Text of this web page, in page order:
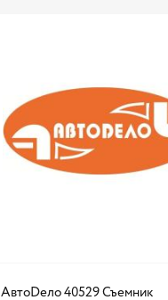
АвтоDело 40529 Съемник